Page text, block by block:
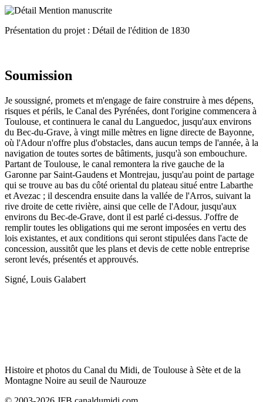
Présentation du projet : Détail de l'édition de 1830
Soumission
Je soussigné, promets et m'engage de faire construire à mes dépens,
risques et périls, le Canal des Pyrénées, dont l'origine commencera à
Toulouse, et continuera le canal du Languedoc, jusqu'aux environs
du Bec-du-Grave, à vingt mille mètres en ligne directe de Bayonne,
où l'Adour n'offre plus d'obstacles, dans aucun temps de l'année, à la
navigation de toutes sortes de bâtiments, jusqu'à son embouchure.
Partant de Toulouse, le canal remontera la rive gauche de la
Garonne par Saint-Gaudens et Montrejau, jusqu'au point de partage
qui se trouve au bas du côté oriental du plateau situé entre Labarthe
et Avezac ; il descendra ensuite dans la vallée de l'Arros, suivant la
rive droite de cette rivière, ainsi que celle de l'Adour, jusqu'aux
environs du Bec-de-Grave, dont il est parlé ci-dessus. J'offre de
remplir toutes les obligations qui me seront imposées en vertu des
lois existantes, et aux conditions qui seront stipulées dans l'acte de
concession, aussitôt que les plans et devis de cette noble entreprise
seront levés, présentés et approuvés.
Signé, Louis Galabert
Histoire et photos du Canal du Midi, de Toulouse à Sète et de la
Montagne Noire au seuil de Naurouze